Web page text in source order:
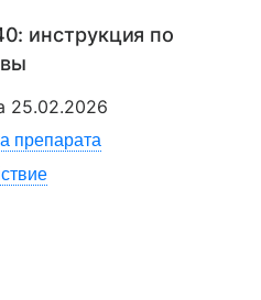
: инструкция по
25.02.2026
препарата